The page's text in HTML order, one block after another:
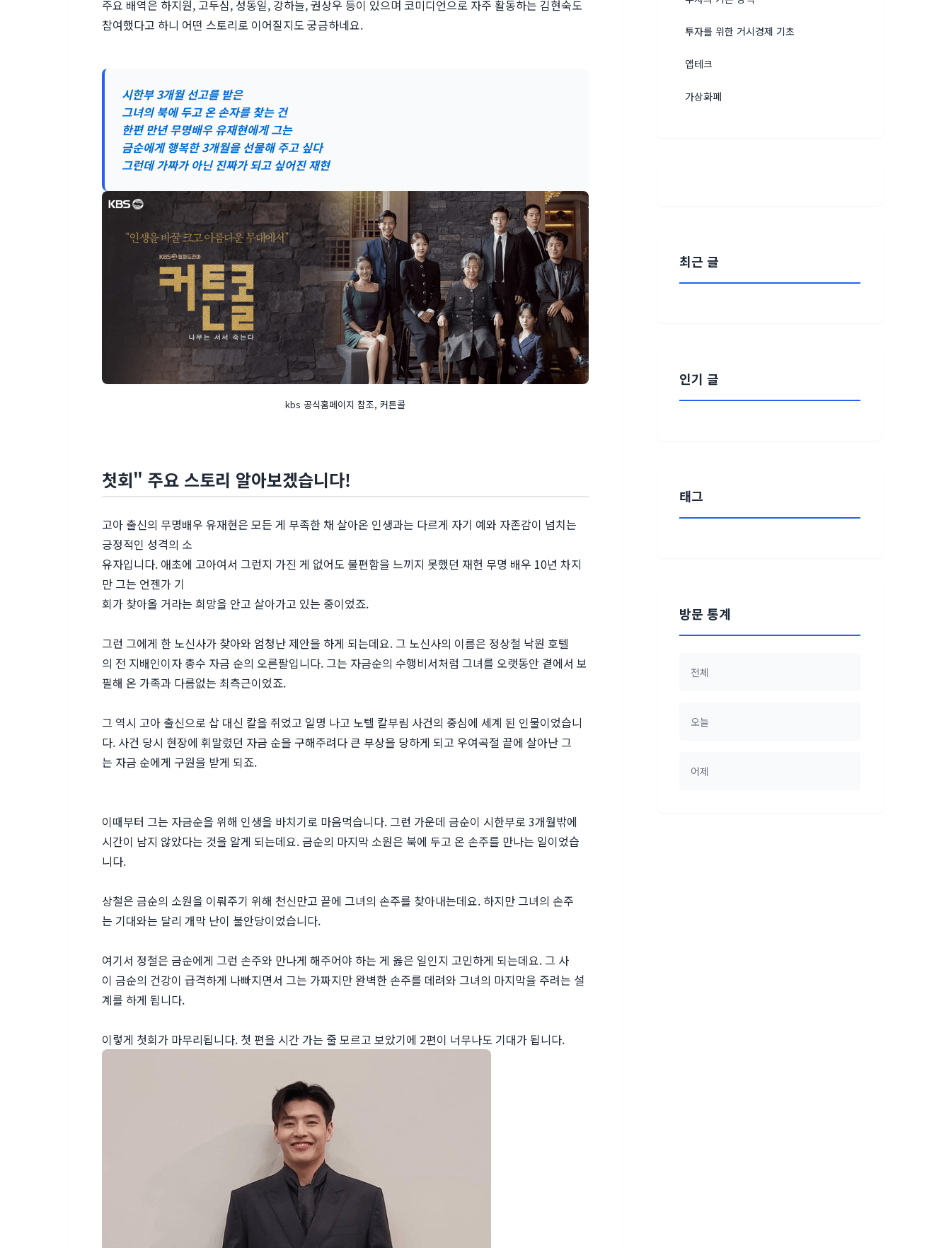
주요 배역은 하지원, 고두심, 성동일, 강하늘, 권상우 등이 있으며 코미디언으로 자주 활동하는 김현숙도
참여했다고 하니 어떤 스토리로 이어질지도 궁금하네요.
시한부 3개월 선고를 받은
그녀의 북에 두고 온 손자를 찾는 건
한편 만년 무명배우 유재현에게 그는
금순에게 행복한 3개월을 선물해 주고 싶다
그런데 가짜가 아닌 진짜가 되고 싶어진 재현
kbs 공식홈페이지 참조, 커튼콜
첫회" 주요 스토리 알아보겠습니다!
고아 출신의 무명배우 유재현은 모든 게 부족한 채 살아온 인생과는 다르게 자기 예와 자존감이 넘치는
긍정적인 성격의 소
유자입니다. 애초에 고아여서 그런지 가진 게 없어도 불편함을 느끼지 못했던 재헌 무명 배우 10년 차지
만 그는 언젠가 기
회가 찾아올 거라는 희망을 안고 살아가고 있는 중이었죠.
그런 그에게 한 노신사가 찾아와 엄청난 제안을 하게 되는데요. 그 노신사의 이름은 정상철 낙원 호텔
의 전 지배인이자 총수 자금 순의 오른팔입니다. 그는 자금순의 수행비서처럼 그녀를 오랫동안 곁에서 보
필해 온 가족과 다름없는 최측근이었죠.
그 역시 고아 출신으로 삽 대신 칼을 쥐었고 일명 나고 노텔 칼부림 사건의 중심에 세계 된 인물이었습니
다. 사건 당시 현장에 휘말렸던 자금 순을 구해주려다 큰 부상을 당하게 되고 우여곡절 끝에 살아난 그
는 자금 순에게 구원을 받게 되죠.
이때부터 그는 자금순을 위해 인생을 바치기로 마음먹습니다. 그런 가운데 금순이 시한부로 3개월밖에
시간이 남지 않았다는 것을 알게 되는데요. 금순의 마지막 소원은 북에 두고 온 손주를 만나는 일이었습
니다.
상철은 금순의 소원을 이뤄주기 위해 천신만고 끝에 그녀의 손주를 찾아내는데요. 하지만 그녀의 손주
는 기대와는 달리 개막 난이 불안당이었습니다.
여기서 정철은 금순에게 그런 손주와 만나게 해주어야 하는 게 옳은 일인지 고민하게 되는데요. 그 사
이 금순의 건강이 급격하게 나빠지면서 그는 가짜지만 완벽한 손주를 데려와 그녀의 마지막을 주려는 설
계를 하게 됩니다.
이렇게 첫회가 마무리됩니다. 첫 편을 시간 가는 줄 모르고 보았기에 2편이 너무나도 기대가 됩니다.
투자를 위한 거시경제 기초
앱테크
가상화폐
최근 글
인기 글
태그
방문 통계
전체
오늘
어제